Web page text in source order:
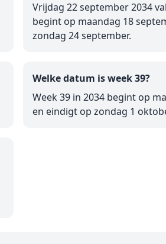
Vrijdag 22 september 2034
begint op maandag 18
zondag 24 september.
Welke datum is week 39?
Week 39 in 2034 begint op
en eindigt op zondag 1